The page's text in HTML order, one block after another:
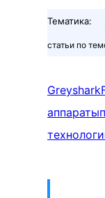
Тематика:
статьи по
Greyshark
аппараты